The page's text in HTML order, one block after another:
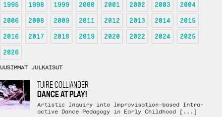
1995 1998 1999 2000 2001 2002 2003
2004
2006
2008 2009 2011 2012 2013 2014
2015
2016
2017 2018 2019 2020 2022 2024
2025
2026
UUSIMMAT JULKAISUT
TUIRE COLLIANDER
DANCE AT PLAY!
Artistic Inquiry into Improvisation-based Intra-
active Dance Pedagogy in Early Childhood [...]